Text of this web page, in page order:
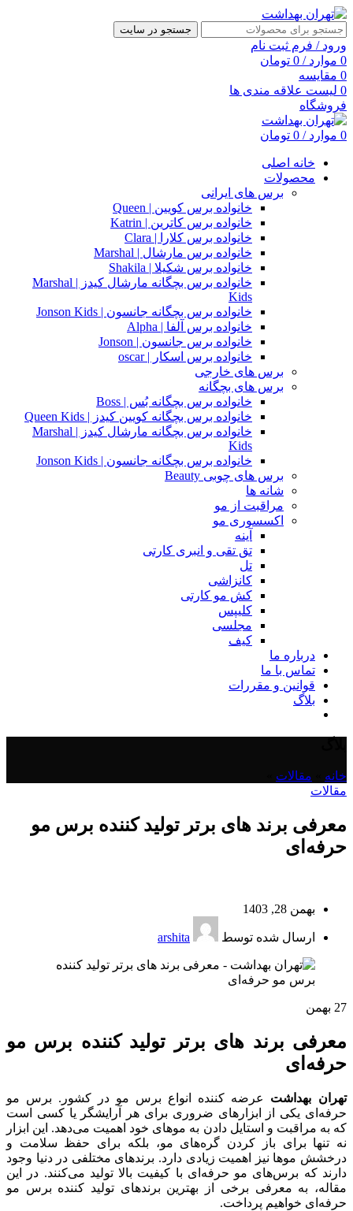
جستجو در سایت
ورود / فرم ثبت نام
0 موارد /
0 تومان
0 مقایسه
0 لیست علاقه مندی ها
فروشگاه
0 موارد /
0 تومان
خانه اصلی
محصولات
برس های ایرانی
خانواده برس کویین | Queen
خانواده برس کاترین | Katrin
خانواده برس کلارا | Clara
خانواده برس مارشال | Marshal
خانواده برس شکیلا | Shakila
خانواده برس بچگانه مارشال کیدز | Marshal
Kids
خانواده برس بچگانه جانسون | Jonson Kids
خانواده برس آلفا | Alpha
خانواده برس جانسون | Jonson
خانواده برس اسکار | oscar
برس های خارجی
برس های بچگانه
خانواده برس بچگانه بُس | Boss
خانواده برس بچگانه کویین کیدز | Queen Kids
خانواده برس بچگانه مارشال کیدز | Marshal
Kids
خانواده برس بچگانه جانسون | Jonson Kids
برس های چوبی Beauty
شانه ها
مراقبت از مو
اکسسوری مو
آینه
تق تقی و انبری کارتی
تل
کانزاشی
کش مو کارتی
کلیپس
مجلسی
کیف
درباره ما
تماس با ما
قوانین و مقررات
بلاگ
خانه مقالات
مقالات
معرفی برند های برتر تولید کننده برس مو
حرفه‌ای
بهمن 28, 1403
ارسال شده توسط arshita
27 بهمن
معرفی برند های برتر تولید کننده برس مو
حرفه‌ای
تهران بهداشت عرضه کننده انواع برس مو در کشور. برس مو
حرفه‌ای یکی از ابزارهای ضروری برای هر آرایشگر یا کسی است
که به مراقبت و استایل دادن به موهای خود اهمیت می‌دهد. این ابزار
نه تنها برای باز کردن گره‌های مو، بلکه برای حفظ سلامت و
درخشش موها نیز اهمیت زیادی دارد. برندهای مختلفی در دنیا وجود
دارند که برس‌های مو حرفه‌ای با کیفیت بالا تولید می‌کنند. در این
مقاله، به معرفی برخی از بهترین برندهای تولید کننده برس مو
حرفه‌ای خواهیم پرداخت.